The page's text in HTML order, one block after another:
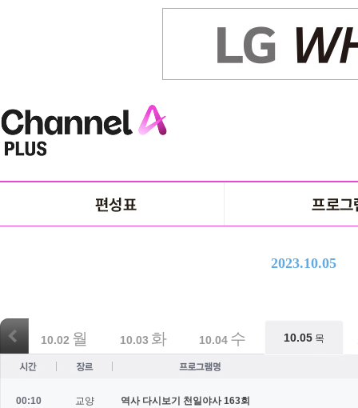
2023.10.05
10.05 목
10.02 월 10.03 화 10.04 수 10.05목
00:10 교양 역사 다시보기 천일야사163회